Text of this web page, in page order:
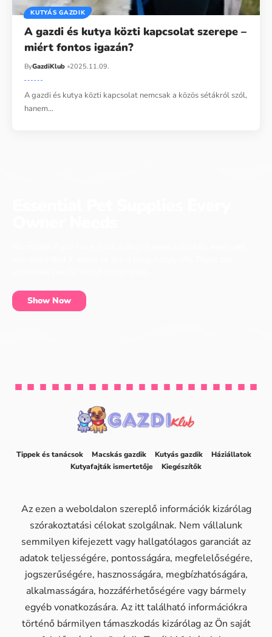
KUTYÁS GAZDIK
A gazdi és kutya közti kapcsolat szerepe –
miért fontos igazán?
ByGazdiKlub 2025.11.09.
A gazdi és kutya közti kapcsolat nemcsak a közös sétákról szól,
hanem…
Show Now
Tippek és tanácsok Macskás gazdik Kutyás gazdik
Háziállatok
Kutyafajták ismertetője
Kiegészítők
Az ezen a weboldalon szereplő információk kizárólag
szórakoztatási célokat szolgálnak. Nem vállalunk
semmilyen kifejezett vagy hallgatólagos garanciát az
adatok teljességére, pontosságára, megfelelőségére,
jogszerűségére, hasznosságára, megbízhatóságára,
alkalmasságára, hozzáférhetőségére vagy bármely
egyéb vonatkozására. Az itt található információkra
történő bármilyen támaszkodás kizárólag az Ön saját